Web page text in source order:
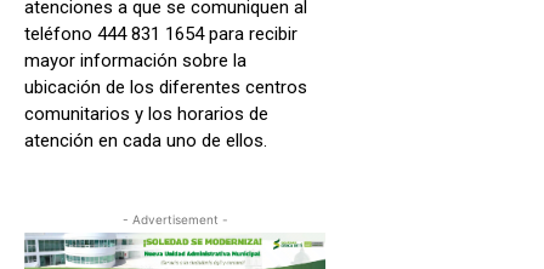
atenciones a que se comuniquen al
teléfono 444 831 1654 para recibir
mayor información sobre la
ubicación de los diferentes centros
comunitarios y los horarios de
atención en cada uno de ellos.
- Advertisement -